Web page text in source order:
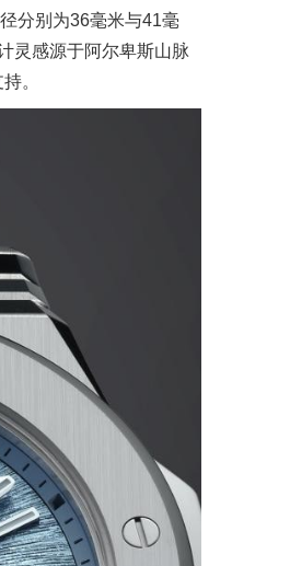
分别为36毫米与41毫
灵感源于阿尔卑斯山脉
。